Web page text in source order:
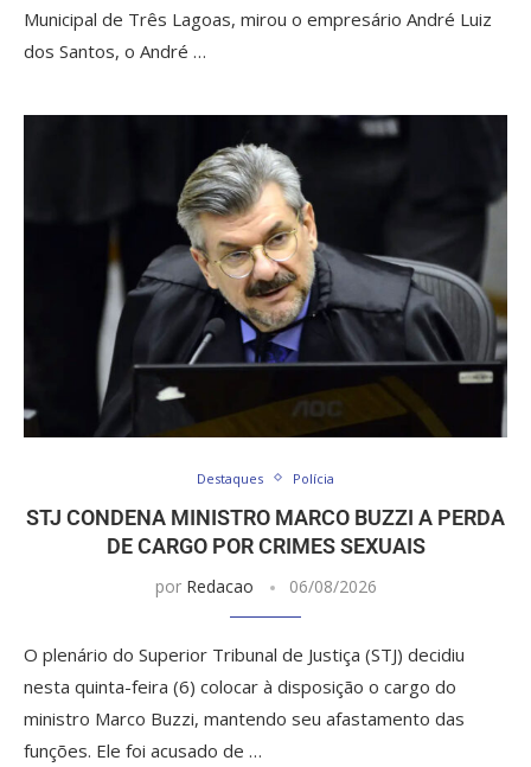
Municipal de Três Lagoas, mirou o empresário André Luiz
dos Santos, o André …
Destaques Polícia
STJ CONDENA MINISTRO MARCO BUZZI A PERDA
DE CARGO POR CRIMES SEXUAIS
por Redacao 06/08/2026
O plenário do Superior Tribunal de Justiça (STJ) decidiu
nesta quinta-feira (6) colocar à disposição o cargo do
ministro Marco Buzzi, mantendo seu afastamento das
funções. Ele foi acusado de …